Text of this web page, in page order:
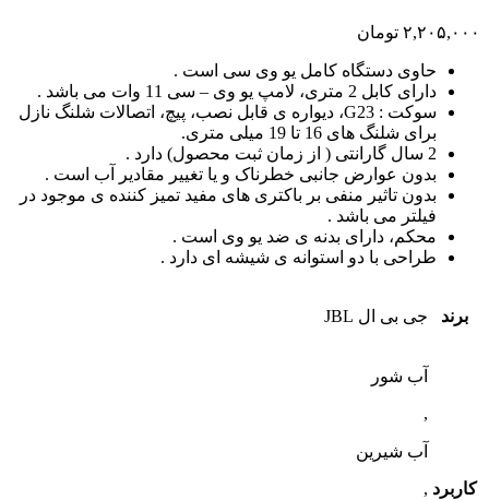
۲,۲۰۵,۰۰۰ تومان
حاوی دستگاه کامل یو وی سی است .
دارای کابل 2 متری، لامپ یو وی – سی 11 وات می باشد .
سوکت : G23، دیواره ی قابل نصب، پیچ، اتصالات شلنگ نازل
برای شلنگ های 16 تا 19 میلی متری.
2 سال گارانتی ( از زمان ثبت محصول) دارد .
بدون عوارض جانبی خطرناک و یا تغییر مقادیر آب است .
بدون تاثیر منفی بر باکتری های مفید تمیز کننده ی موجود در
فیلتر می باشد .
محکم، دارای بدنه ی ضد یو وی است .
طراحی با دو استوانه ی شیشه ای دارد .
برند جی بی ال JBL
کاربرد
آب شور
,
آب شیرین
,